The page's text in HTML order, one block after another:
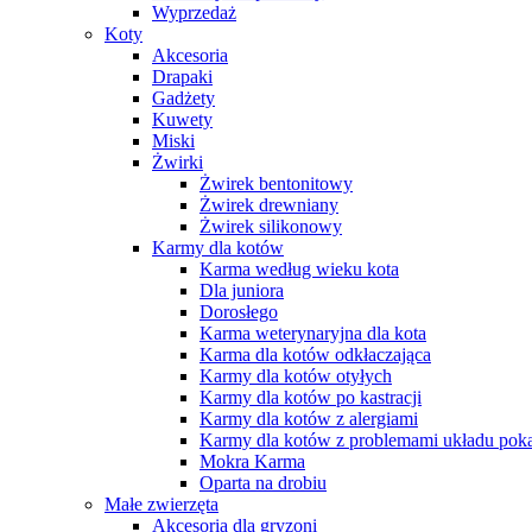
Wyprzedaż
Koty
Akcesoria
Drapaki
Gadżety
Kuwety
Miski
Żwirki
Żwirek bentonitowy
Żwirek drewniany
Żwirek silikonowy
Karmy dla kotów
Karma według wieku kota
Dla juniora
Dorosłego
Karma weterynaryjna dla kota
Karma dla kotów odkłaczająca
Karmy dla kotów otyłych
Karmy dla kotów po kastracji
Karmy dla kotów z alergiami
Karmy dla kotów z problemami układu
Mokra Karma
Oparta na drobiu
Małe zwierzęta
Akcesoria dla gryzoni